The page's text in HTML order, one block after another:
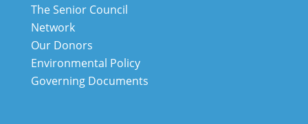
The Senior Council
Network
Our Donors
Environmental Policy
Governing Documents